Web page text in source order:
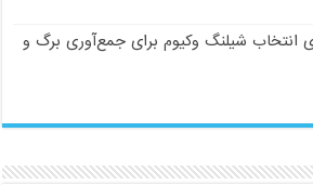
انتخاب شیلنگ وکیوم برای جمع‌آوری برگ و